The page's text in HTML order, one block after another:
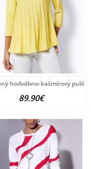
hodvábno-kašmírový
89.90€